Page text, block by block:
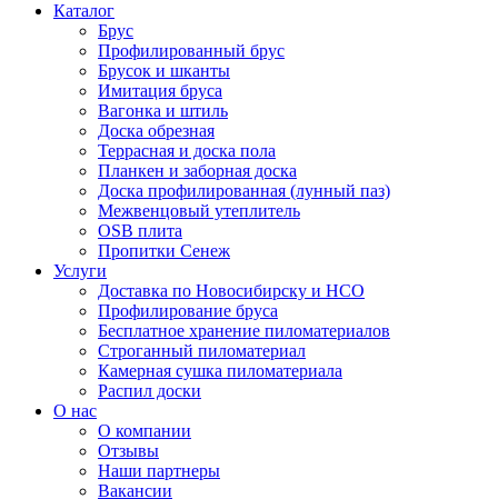
Каталог
Брус
Профилированный брус
Брусок и шканты
Имитация бруса
Вагонка и штиль
Доска обрезная
Террасная и доска пола
Планкен и заборная доска
Доска профилированная (лунный паз)
Межвенцовый утеплитель
OSB плита
Пропитки Сенеж
Услуги
Доставка по Новосибирску и НСО
Профилирование бруса
Бесплатное хранение пиломатериалов
Строганный пиломатериал
Камерная сушка пиломатериала
Распил доски
О нас
О компании
Отзывы
Наши партнеры
Вакансии